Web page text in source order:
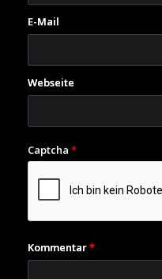
E-Mail
Webseite
Captcha *
Kommentar*